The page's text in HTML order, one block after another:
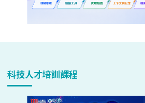
科技人才培訓課程